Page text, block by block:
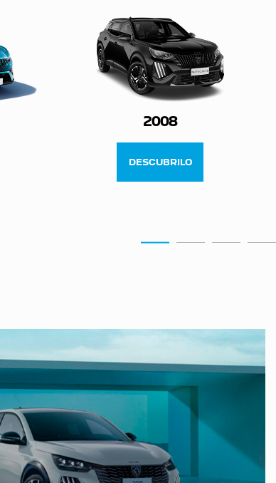
2008
DESCUBRILO